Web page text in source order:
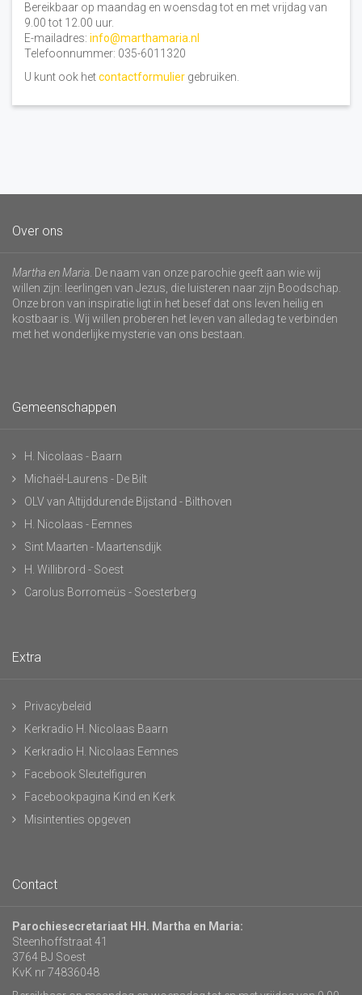
Bereikbaar op maandag en woensdag tot en met vrijdag van
9.00 tot 12.00 uur.
E-mailadres: info@marthamaria.nl
Telefoonnummer: 035-6011320
U kunt ook hetcontactformulier gebruiken.
Over ons
Martha en Maria . De naam van onze parochie geeft aan wie wij
willen zijn: leerlingen van Jezus, die luisteren naar zijn Boodschap.
Onze bron van inspiratie ligt in het besef dat ons leven heilig en
kostbaar is. Wij willen proberen het leven van alledag te verbinden
met het wonderlijke mysterie van ons bestaan.
Gemeenschappen
H. Nicolaas - Baarn
Michaël-Laurens - De Bilt
OLV van Altijddurende Bijstand - Bilthoven
H. Nicolaas - Eemnes
Sint Maarten - Maartensdijk
H. Willibrord - Soest
Carolus Borromeüs - Soesterberg
Extra
Privacybeleid
Kerkradio H. Nicolaas Baarn
Kerkradio H. Nicolaas Eemnes
Facebook Sleutelfiguren
Facebookpagina Kind en Kerk
Misintenties opgeven
Contact
Parochiesecretariaat HH. Martha en Maria:
Steenhoffstraat 41
3764 BJ Soest
KvK nr 74836048